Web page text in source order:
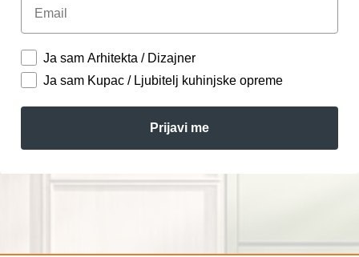
Ja sam Arhitekta / Dizajner
Ja sam Kupac / Ljubitelj kuhinjske opreme
Prijavi me